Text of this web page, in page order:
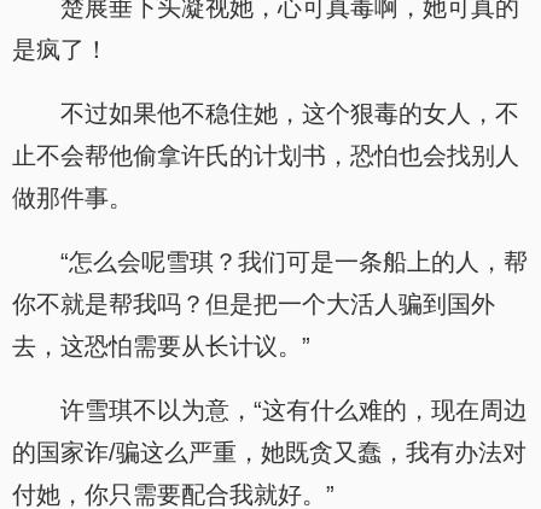
楚展垂下头凝视她，心可真毒啊，她可真的
是疯了！
不过如果他不稳住她，这个狠毒的女人，不
止不会帮他偷拿许氏的计划书，恐怕也会找别人
做那件事。
“怎么会呢雪琪？我们可是一条船上的人，帮
你不就是帮我吗？但是把一个大活人骗到国外
去，这恐怕需要从长计议。”
许雪琪不以为意，“这有什么难的，现在周边
的国家诈/骗这么严重，她既贪又蠢，我有办法对
付她，你只需要配合我就好。”